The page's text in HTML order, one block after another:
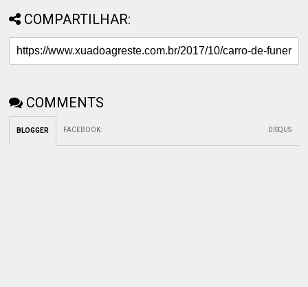
COMPARTILHAR:
COMMENTS
BLOGGER FACEBOOK: DISQUS